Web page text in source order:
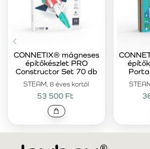
STEAM, 8 éves kortól
CONNETIX® mágneses
építőkészlet PRO
Constructor Set 70 db
53 500 Ft